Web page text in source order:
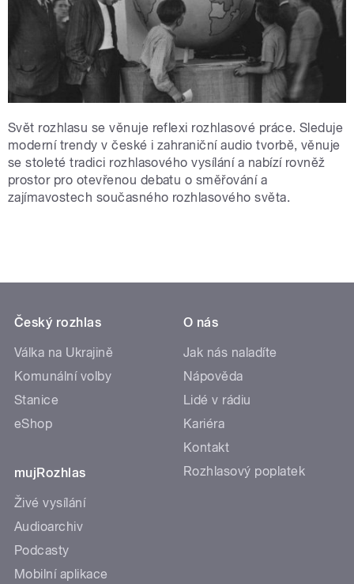
Svět rozhlasu se věnuje reflexi rozhlasové práce. Sleduje
moderní trendy v české i zahraniční audio tvorbě, věnuje
se stoleté tradici rozhlasového vysílání a nabízí rovněž
prostor pro otevřenou debatu o směřování a
zajímavostech současného rozhlasového světa.
Český rozhlas
Válka na Ukrajině
Komunální volby
Stanice
eShop
mujRozhlas
Živé vysílání
Audioarchiv
Podcasty
Mobilní aplikace
O nás
Jak nás naladíte
Nápověda
Lidé v rádiu
Kariéra
Kontakt
Rozhlasový poplatek